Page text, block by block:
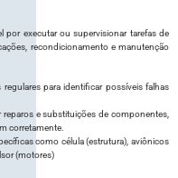
por executar ou supervisionar tarefas de
recondicionamento e manutenção
regulares para identificar possíveis falhas
reparos e substituições de componentes,
corretamente.
como célula (estrutura), aviônicos
(motores)